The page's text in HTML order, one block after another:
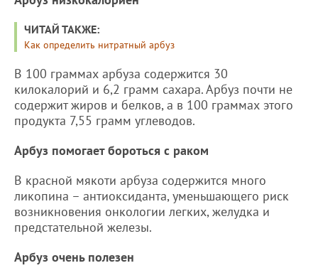
ЧИТАЙ ТАКЖЕ:
Как определить нитратный арбуз
В 100 граммах арбуза содержится 30
килокалорий и 6,2 грамм сахара. Арбуз почти не
содержит жиров и белков, а в 100 граммах этого
продукта 7,55 грамм углеводов.
Арбуз помогает бороться с раком
В красной мякоти арбуза содержится много
ликопина – антиоксиданта, уменьшающего риск
возникновения онкологии легких, желудка и
предстательной железы.
Арбуз очень полезен